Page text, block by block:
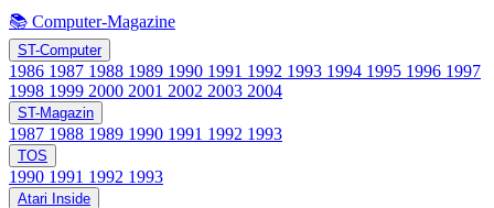
📚 Computer-Magazine
ST-Computer
1986 1987 1988 1989 1990 1991 1992 1993 1994 1995 1996 1997
1998 1999 2000 2001 2002 2003 2004
ST-Magazin
1987 1988 1989 1990 1991 1992 1993
TOS
1990 1991 1992 1993
Atari Inside